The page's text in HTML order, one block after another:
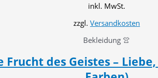
inkl. MwSt.
zzgl.Versandkosten
Bekleidung 👚
Frucht des Geistes –